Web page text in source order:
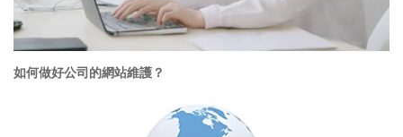
如何做好公司的網站維護？